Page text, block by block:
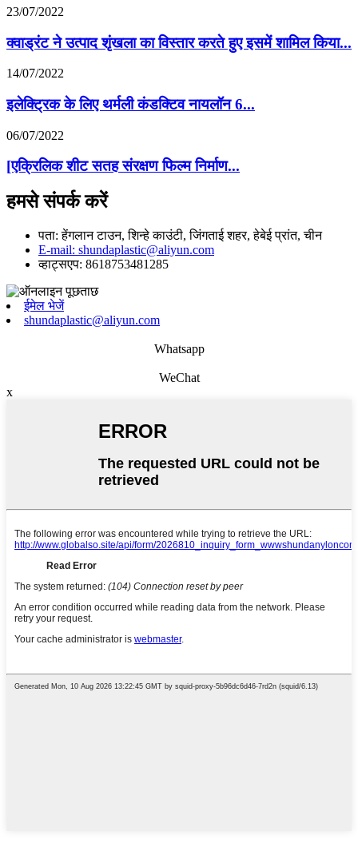
23/07/2022
क्वाड्रंट ने उत्पाद शृंखला का विस्तार करते हुए इसमें शामिल किया...
14/07/2022
इलेक्ट्रिक के लिए थर्मली कंडक्टिव नायलॉन 6...
06/07/2022
[एक्रिलिक शीट सतह संरक्षण फिल्म निर्माण...
हमसे संपर्क करें
पता: हेंगलान टाउन, शिन्हे काउंटी, जिंगताई शहर, हेबेई प्रांत, चीन
E-mail: shundaplastic@aliyun.com
व्हाट्सएप: 8618753481285
ईमेल भेजें
shundaplastic@aliyun.com
Whatsapp
WeChat
x